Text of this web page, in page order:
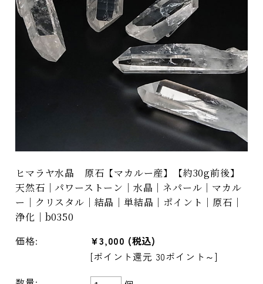
ヒマラヤ水晶 原石【マカルー産】【約30g前後】
天然石｜パワーストーン｜水晶｜ネパール｜マカル
ー｜クリスタル｜結晶｜単結晶｜ポイント｜原石｜
浄化｜b0350
価格: ¥3,000 (税込)
[ポイント還元 30ポイント～]